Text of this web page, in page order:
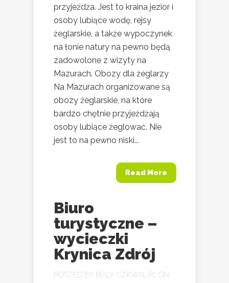
przyjeżdża. Jest to kraina jezior i
osoby lubiące wodę, rejsy
żeglarskie, a także wypoczynek
na łonie natury na pewno będą
zadowolone z wizyty na
Mazurach. Obozy dla żeglarzy
Na Mazurach organizowane są
obozy żeglarskie, na które
bardzo chętnie przyjeżdżają
osoby lubiące żeglować. Nie
jest to na pewno niski...
Read More
Biuro
turystyczne –
wycieczki
Krynica Zdrój
POSTED BY BIALY-SZKWAL.PL
ON